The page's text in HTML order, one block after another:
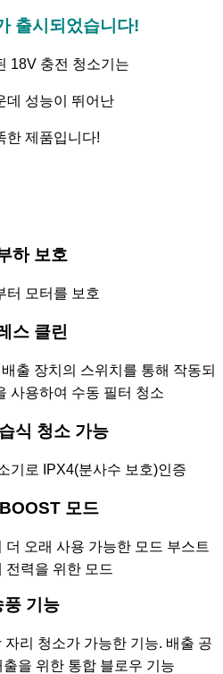
출시되었습니다!
18V 충전 청소기는
데 성능이 뛰어난
한 제품입니다!
하 보호
터 모터를 보호
스 클린
출 장치의 스위치를 통해 작동되
사용하여 수동 필터 청소
식 청소 가능
기로 IPX4(분사수 보호)인증
모드
더 오래 사용 가능한 모드 부스트
전력을 위한 모드
풍 기능
리 청소가 가능한 기능. 배출 공
을 위한 통합 블로우 기능